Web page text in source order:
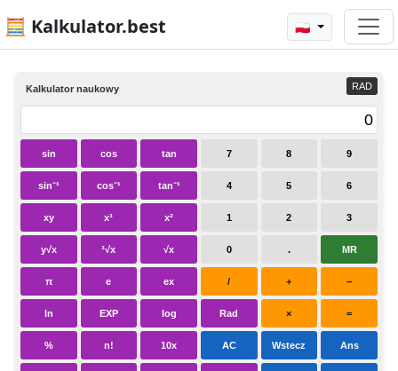
🧮 Kalkulator.best 🇵🇱
Kalkulator naukowy RAD
sin cos tan
Rad
7 8 9
sin⁻¹ cos⁻¹ tan⁻¹
π e
4 5 6
xy x³ x²
ex
10x
1 2 3
y√x ³√x √x
ln log
0 . MR
% n!
+ −
×
AC Wstecz Ans
/
=
EXP